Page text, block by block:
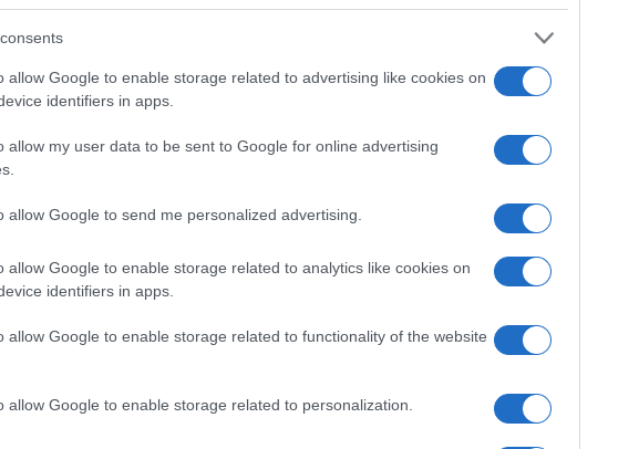
allow Google to enable storage related to advertising like cookies on
identifiers in apps.
allow my user data to be sent to Google for online advertising
allow Google to send me personalized advertising.
allow Google to enable storage related to analytics like cookies on
identifiers in apps.
allow Google to enable storage related to functionality of the website
allow Google to enable storage related to personalization.
, confirmó el lunes la noticia de su
a un extraño. Amaba a sus fans tanto
emocionado por conseguir audiciones